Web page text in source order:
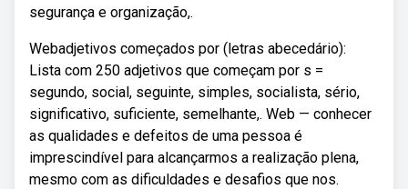
segurança e organização,.
Webadjetivos começados por (letras abecedário):
Lista com 250 adjetivos que começam por s =
segundo, social, seguinte, simples, socialista, sério,
significativo, suficiente, semelhante,. Web — conhecer
as qualidades e defeitos de uma pessoa é
imprescindível para alcançarmos a realização plena,
mesmo com as dificuldades e desafios que nos.